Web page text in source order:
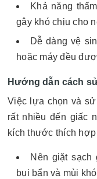
Khả năng
gây khó chịu cho
Dễ dàng vệ
hoặc máy đều
Hướng dẫn cách
Việc lựa chọn và
rất nhiều đến giấc
kích thước thích
Nên giặt
bụi bẩn và mùi